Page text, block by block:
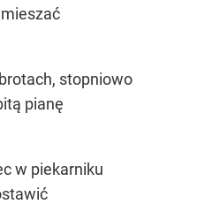
stopniowo
pianę
w piekarniku